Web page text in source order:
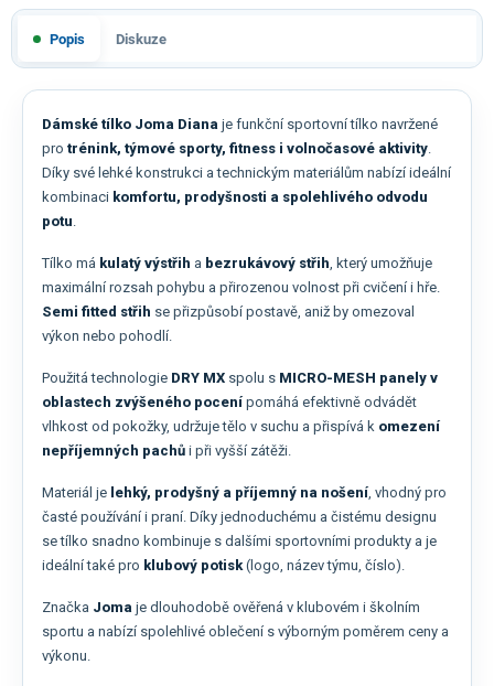
Popis Diskuze
Dámské tílko Joma Diana je funkční sportovní tílko navržené
pro trénink, týmové sporty, fitness i volnočasové aktivity.
Díky své lehké konstrukci a technickým materiálům nabízí ideální
kombinaci komfortu, prodyšnosti a spolehlivého odvodu
potu.
Tílko má kulatý výstřih a bezrukávový střih, který umožňuje
maximální rozsah pohybu a přirozenou volnost při cvičení i hře.
Semi fitted střih se přizpůsobí postavě, aniž by omezoval
výkon nebo pohodlí.
Použitá technologie DRY MX spolu s MICRO-MESH panely v
oblastech zvýšeného pocení pomáhá efektivně odvádět
vlhkost od pokožky, udržuje tělo v suchu a přispívá k omezení
nepříjemných pachů i při vyšší zátěži.
Materiál je lehký, prodyšný a příjemný na nošení, vhodný pro
časté používání i praní. Díky jednoduchému a čistému designu
se tílko snadno kombinuje s dalšími sportovními produkty a je
ideální také pro klubový potisk(logo, název týmu, číslo).
Značka Joma je dlouhodobě ověřená v klubovém i školním
sportu a nabízí spolehlivé oblečení s výborným poměrem ceny a
výkonu.